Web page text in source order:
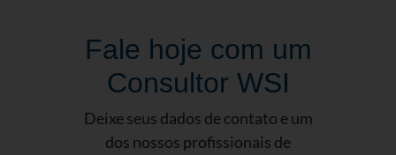
Fale hoje com um
Consultor WSI
Deixe seus dados de contato e um
dos nossos profissionais de